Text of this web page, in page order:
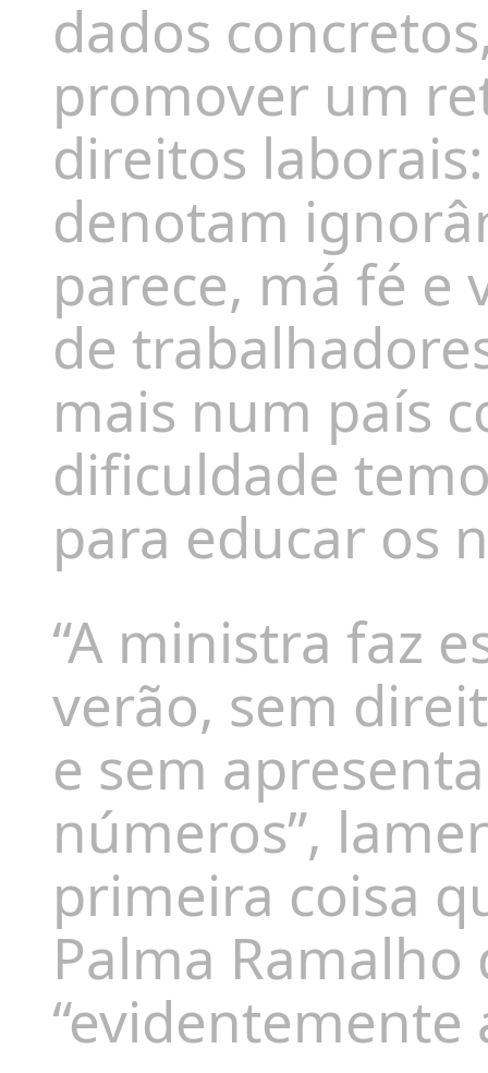
dados
promover um
direitos
denotam
parece, má fé
de
mais num país
dificuldade
para educar os
“A ministra faz
verão, sem
e sem
números”,
primeira coisa
Palma